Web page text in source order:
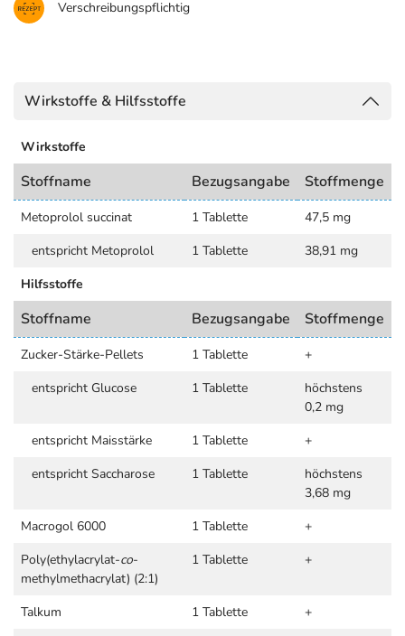
Verschreibungspflichtig
Wirkstoffe & Hilfsstoffe
Wirkstoffe
Stoffname Bezugsangabe Stoffmenge
Metoprolol succinat 1 Tablette
47,5 mg
entspricht Metoprolol
1 Tablette
38,91 mg
Hilfsstoffe
Stoffname Bezugsangabe Stoffmenge
Zucker-Stärke-Pellets 1 Tablette
+
entspricht Glucose
1 Tablette
höchstens
0,2 mg
entspricht Maisstärke
1 Tablette
+
entspricht Saccharose
1 Tablette
höchstens
3,68 mg
Macrogol 6000
1 Tablette
+
Poly(ethylacrylat-co-
methylmethacrylat) (2:1)
1 Tablette +
Talkum 1 Tablette
+